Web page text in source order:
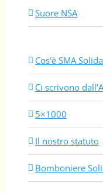
Suore NSA
Cos’è SMA
Ci scrivono
5×1000
Il nostro statuto
Bomboniere